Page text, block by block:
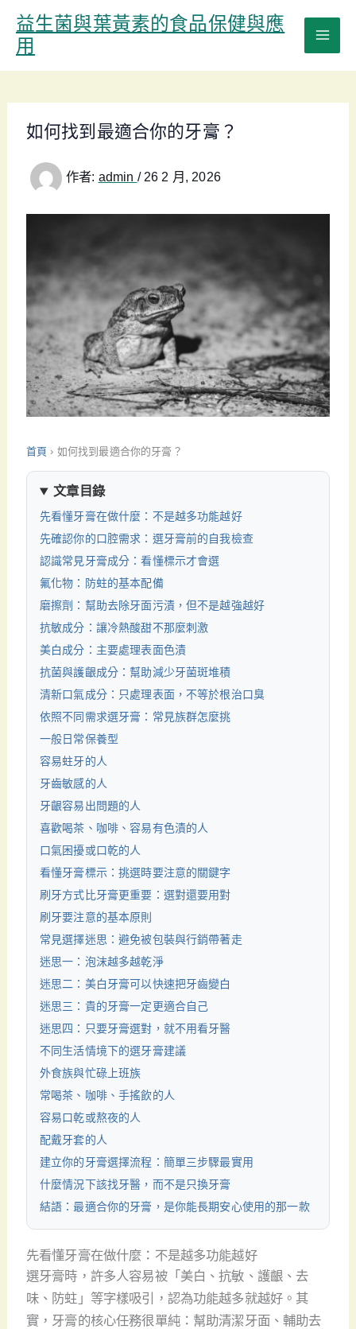
容
益生菌與葉黃素的食品保健與應
用
如何找到最適合你的牙膏？
作者: admin / 26 2 月, 2026
首頁 › 如何找到最適合你的牙膏？
文章目錄
先看懂牙膏在做什麼：不是越多功能越好
先確認你的口腔需求：選牙膏前的自我檢查
認識常見牙膏成分：看懂標示才會選
氟化物：防蛀的基本配備
磨擦劑：幫助去除牙面污漬，但不是越強越好
抗敏成分：讓冷熱酸甜不那麼刺激
美白成分：主要處理表面色漬
抗菌與護齦成分：幫助減少牙菌斑堆積
清新口氣成分：只處理表面，不等於根治口臭
依照不同需求選牙膏：常見族群怎麼挑
一般日常保養型
容易蛀牙的人
牙齒敏感的人
牙齦容易出問題的人
喜歡喝茶、咖啡、容易有色漬的人
口氣困擾或口乾的人
看懂牙膏標示：挑選時要注意的關鍵字
刷牙方式比牙膏更重要：選對還要用對
刷牙要注意的基本原則
常見選擇迷思：避免被包裝與行銷帶著走
迷思一：泡沫越多越乾淨
迷思二：美白牙膏可以快速把牙齒變白
迷思三：貴的牙膏一定更適合自己
迷思四：只要牙膏選對，就不用看牙醫
不同生活情境下的選牙膏建議
外食族與忙碌上班族
常喝茶、咖啡、手搖飲的人
容易口乾或熬夜的人
配戴牙套的人
建立你的牙膏選擇流程：簡單三步驟最實用
什麼情況下該找牙醫，而不是只換牙膏
結語：最適合你的牙膏，是你能長期安心使用的那一款
先看懂牙膏在做什麼：不是越多功能越好
選牙膏時，許多人容易被「美白、抗敏、護齦、去
味、防蛀」等字樣吸引，認為功能越多就越好。其
實，牙膏的核心任務很單純：幫助清潔牙面、輔助去